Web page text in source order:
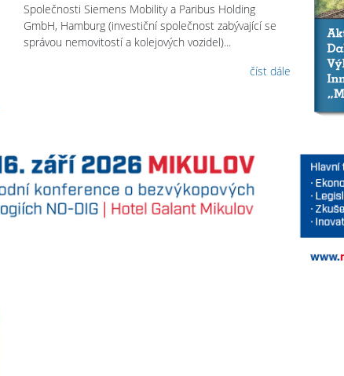
Společnosti Siemens Mobility a Paribus Holding
GmbH, Hamburg (investiční společnost zabývající se
správou nemovitostí a kolejových vozidel)...
číst dále